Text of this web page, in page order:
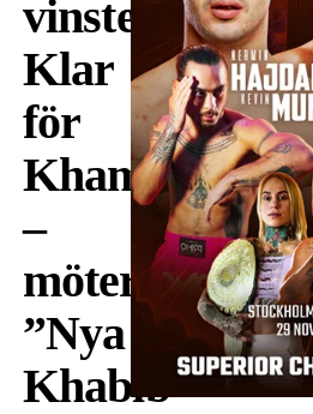
vinsten:
Klar
för
Khamzatgalan
–
möter
”Nya
Khabib”